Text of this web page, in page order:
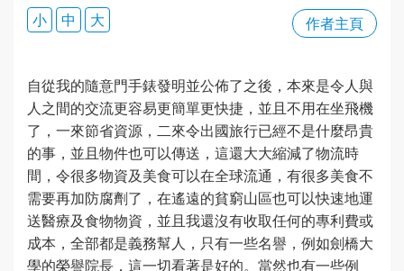
作者主頁
小 中 大
自從我的隨意門手錶發明並公佈了之後，本來是令人與
人之間的交流更容易更簡單更快捷，並且不用在坐飛機
了，一來節省資源，二來令出國旅行已經不是什麼昂貴
的事，並且物件也可以傳送，這還大大縮減了物流時
間，令很多物資及美食可以在全球流通，有很多美食不
需要再加防腐劑了，在遙遠的貧窮山區也可以快速地運
送醫療及食物物資，並且我還沒有收取任何的專利費或
成本，全部都是義務幫人，只有一些名譽，例如劍橋大
學的榮譽院長，這一切看著是好的。當然也有一些例